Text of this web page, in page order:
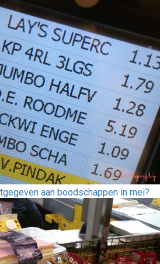
aan boodschappen in mei?